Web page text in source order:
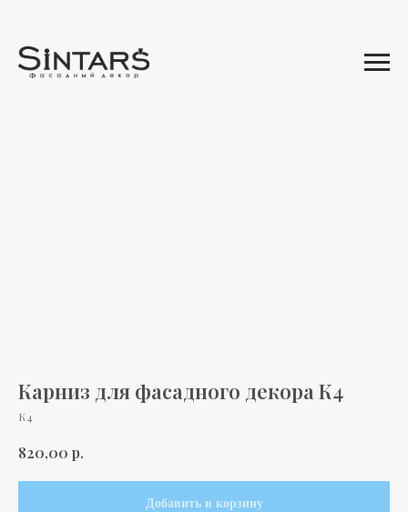
Карниз для фасадного декора К4
К4
820,00 р.
Добавить в корзину